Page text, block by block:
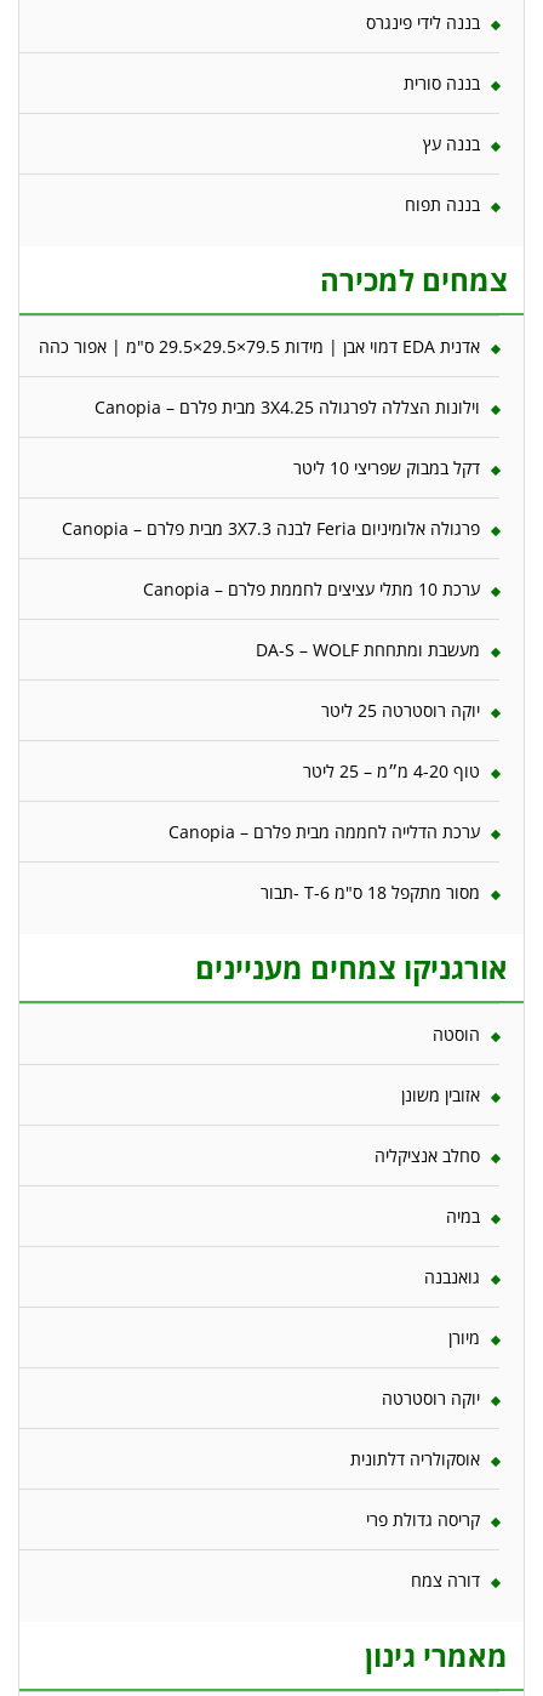
בננה לידי פינגרס
בננה סורית
בננה עץ
בננה תפוח
צמחים למכירה
אדנית EDA דמוי אבן | מידות 79.5×29.5×29.5 ס"מ | אפור כהה
וילונות הצללה לפרגולה 3X4.25 מבית פלרם – Canopia
דקל במבוק שפריצי 10 ליטר
פרגולה אלומיניום Feria לבנה 3X7.3 מבית פלרם – Canopia
ערכת 10 מתלי עציצים לחממת פלרם – Canopia
מעשבת ומתחחת DA-S – WOLF
יוקה רוסטרטה 25 ליטר
טוף 4-20 מ״מ – 25 ליטר
ערכת הדלייה לחממה מבית פלרם – Canopia
מסור מתקפל 18 ס"מ T-6 -תבור
אורגניקו צמחים מעניינים
הוסטה
אזובין משונן
סחלב אנציקליה
במיה
גואנבנה
מיורן
יוקה רוסטרטה
אוסקולריה דלתונית
קריסה גדולת פרי
דורה צמח
מאמרי גינון